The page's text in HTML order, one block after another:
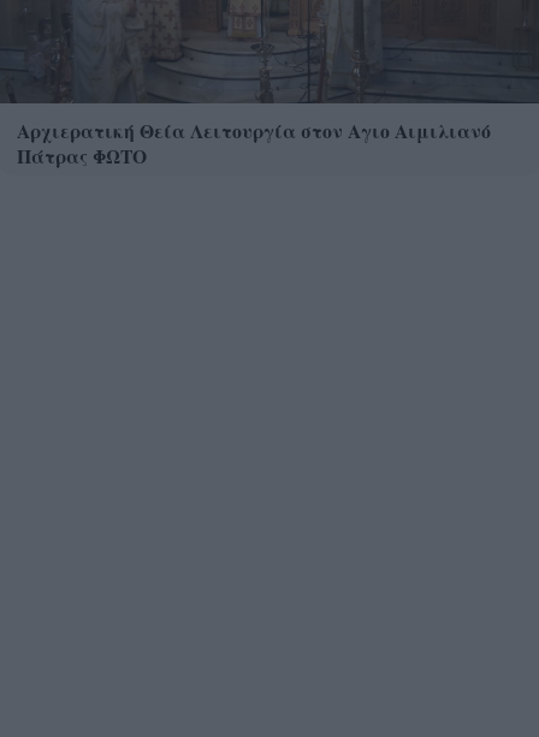
Αρχιερατική Θεία Λειτουργία στον Αγιο Αιμιλιανό
Πάτρας ΦΩΤΟ